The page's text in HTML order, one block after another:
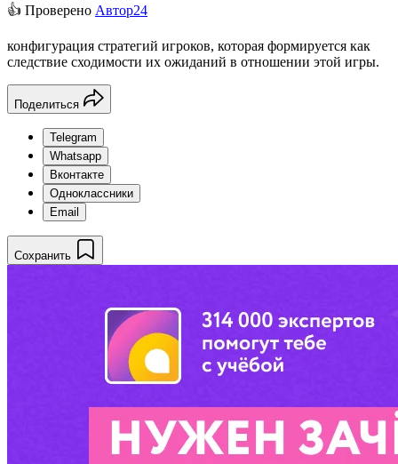
👍 Проверено Автор24
конфигурация стратегий игроков, которая формируется как
следствие сходимости их ожиданий в отношении этой игры.
Поделиться
Telegram
Whatsapp
Вконтакте
Одноклассники
Email
Сохранить